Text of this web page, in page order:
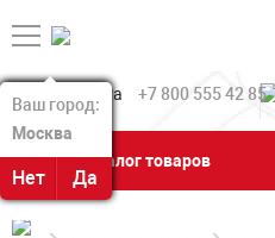
Ваш город:
Москва
Нет Да
Ваш город:
Москва
Нет Да
+7 800 555 42 85
Каталог товаров